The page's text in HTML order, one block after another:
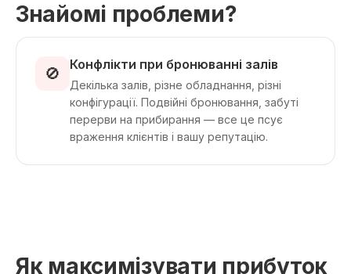
Знайомі проблеми?
🚫 Конфлікти при бронюванні залів
Декілька залів, різне обладнання, різні
конфігурації. Подвійні бронювання, забуті
перерви на прибирання — все це псує
враження клієнтів і вашу репутацію.
Як максимізувати прибуток